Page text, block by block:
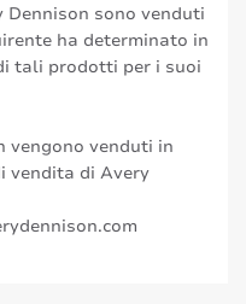
sono venduti
ha determinato in
tali prodotti per i suoi
vengono venduti in
vendita di Avery